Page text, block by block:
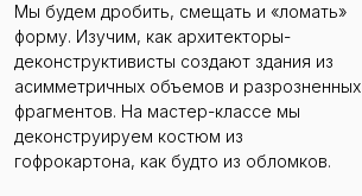
Мы будем дробить, смещать и «ломать»
форму. Изучим, как архитекторы-
деконструктивисты создают здания из
асимметричных объемов и разрозненных
фрагментов. На мастер-классе мы
деконструируем костюм из
гофрокартона, как будто из обломков.